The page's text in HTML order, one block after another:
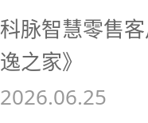
科脉智慧零售
逸之家》
2026.06.25